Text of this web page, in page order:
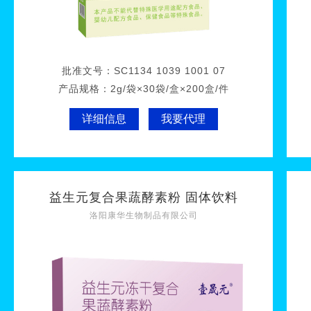
批准文号： SC1134 1039 1001 07
产品规格： 2g/袋×30袋/盒×200盒/件
详细信息 我要代理
益生元复合果蔬酵素粉 固体饮料
洛阳康华生物制品有限公司